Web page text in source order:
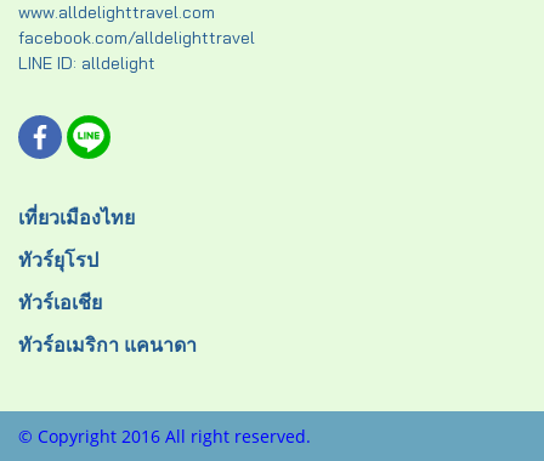
www.alldelighttravel.com
facebook.com/alldelighttravel
LINE ID: alldelight
เที่ยวเมืองไทย
ทัวร์ยุโรป
ทัวร์เอเชีย
ทัวร์อเมริกา แคนาดา
© Copyright 2016 All right reserved.